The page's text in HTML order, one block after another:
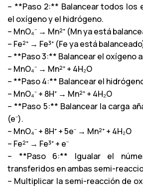
– **Paso 2:** Balancear todos los
el oxígeno y el hidrógeno.
– MnO₄⁻ → Mn²⁺ (Mn ya está
– Fe²⁺ → Fe³⁺ (Fe ya está
– **Paso 3:** Balancear el oxígeno
– MnO₄⁻ → Mn²⁺ + 4H₂O
– **Paso 4:** Balancear el
– MnO₄⁻ + 8H⁺ → Mn²⁺ + 4H₂O
– **Paso 5:** Balancear la carga
(e⁻).
– MnO₄⁻ + 8H⁺ + 5e⁻ → Mn²⁺ + 4H₂O
– Fe²⁺ → Fe³⁺ + e⁻
– **Paso 6:** Igualar el
transferidos en ambas semi-
– Multiplicar la semi-reacción de